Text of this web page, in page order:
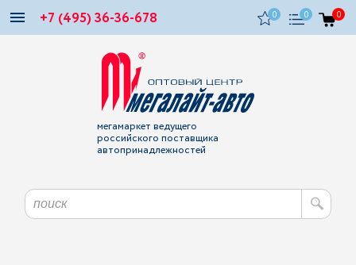
+7 (495) 36-36-678 0 0 0
мегамаркет ведущего
российского поставщика
автопринадлежностей